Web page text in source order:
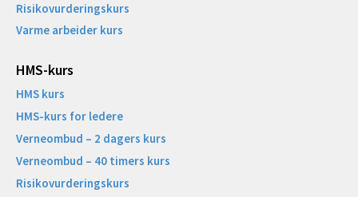
Risikovurderingskurs
Varme arbeider kurs
HMS-kurs
HMS kurs
HMS-kurs for ledere
Verneombud – 2 dagers kurs
Verneombud – 40 timers kurs
Risikovurderingskurs